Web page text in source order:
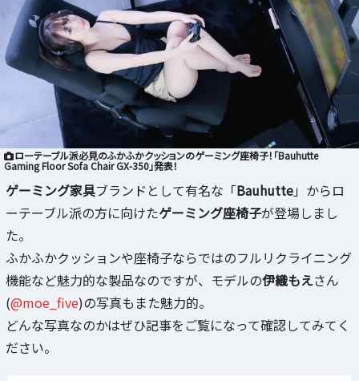
ローテーブル派必見のふかふかクッションのゲーミング座椅子！「Bauhutte
Gaming Floor Sofa Chair GX-350」発表！
ゲーミング家具ブランドとして有名な「Bauhutte」からロ
ーテーブル派の方に向けたゲーミング座椅子が登場しまし
た。
ふかふかクッションや座椅子ならではのフルリクライニング
機能など魅力的な製品なのですが、モデルの伊織もえさん
(@moe_five)の写真もまた魅力的。
どんな写真なのかはぜひ記事をご覧になって確認してみてく
ださい。